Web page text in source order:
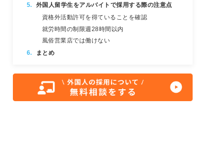
外国人留学生をアルバイトで採用する際の注意点
資格外活動許可を得ていることを確認
就労時間の制限週28時間以内
風俗営業店では働けない
まとめ